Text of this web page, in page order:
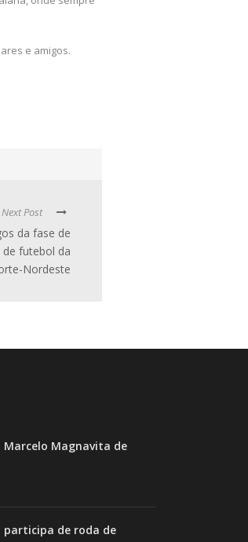
e amigos.
Next Post
da fase de
futebol da
Nordeste
Marcelo Magnavita de
participa de roda de